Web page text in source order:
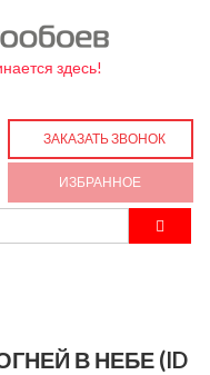
здесь!
ЗАКАЗАТЬ ЗВОНОК
ИЗБРАННОЕ
В НЕБЕ (ID